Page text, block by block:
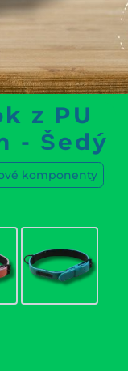
z PU
- Šedý
komponenty